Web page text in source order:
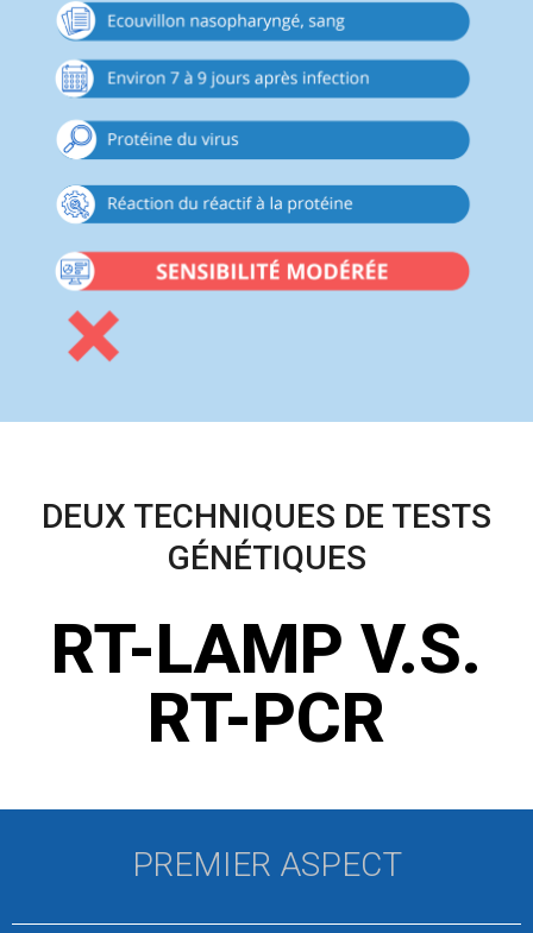
DEUX TECHNIQUES DE TESTS
GÉNÉTIQUES
RT-LAMP V.S.
RT-PCR
PREMIER ASPECT